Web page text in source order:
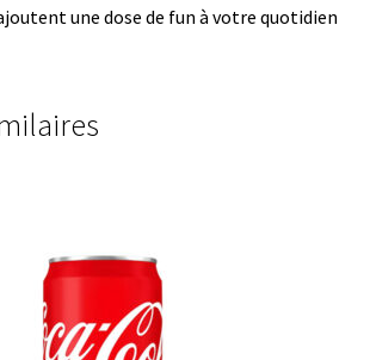
une dose de fun à votre quotidien